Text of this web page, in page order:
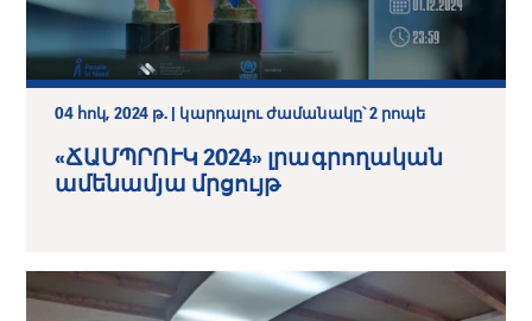
04 հոկ, 2024 թ. | կարդալու ժամանակը՝ 2 րոպե
«ՃԱՄՊՐՈՒԿ 2024» լրագրողական
ամենամյա մրցույթ